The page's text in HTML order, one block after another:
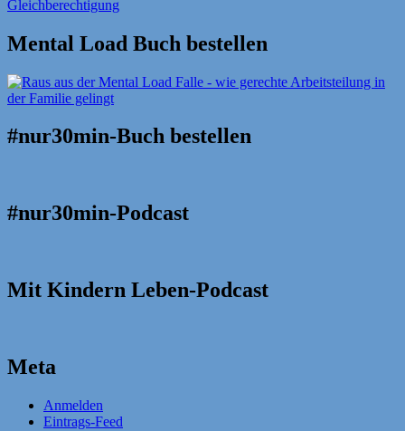
Mental Load Buch bestellen
#nur30min-Buch bestellen
#nur30min-Podcast
Mit Kindern Leben-Podcast
Meta
Anmelden
Eintrags-Feed